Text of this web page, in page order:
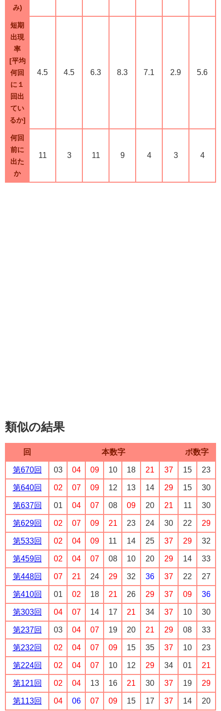
み)
短期
出現
率
[平均
何回
に１
回出
てい
るか]
4.5 4.5 6.3 8.3 7.1 2.9 5.6
何回
前に
出た
か
11 3 11 9 4 3 4
類似の結果
回 本数字 ボ数字
第670回 03 04 09 10 18 21 37 15 23
第640回 02 07 09 12 13 14 29 15 30
第637回 01 04 07 08 09 20 21 11 30
第629回 02 07 09 21 23 24 30 22 29
第533回 02 04 09 11 14 25 37 29 32
第459回 02 04 07 08 10 20 29 14 33
第448回 07 21 24 29 32 36 37 22 27
第410回 01 02 18 21 26 29 37 09 36
第303回 04 07 14 17 21 34 37 10 30
第237回 03 04 07 19 20 21 29 08 33
第232回 02 04 07 09 15 35 37 10 23
第224回 02 04 07 10 12 29 34 01 21
第121回 02 04 13 16 21 30 37 19 29
第113回 04 06 07 09 15 17 37 14 20